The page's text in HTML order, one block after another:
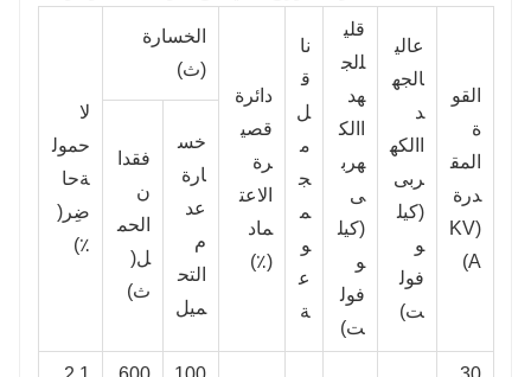
القو
ة
المق
درة
(KV
A)
عالي
الجه
د
االكه
ربى
(كيل
و
فول
ت)
قلي
لالج
هد
االك
هرب
ى
(كيل
و
فول
ت)
نا
ق
ل
م
ج
م
و
ع
ة
دائرة
قصي
رة
الاعت
ماد
(٪)
الخسارة
(ث)
لا
حمول
ةحا
ضِر(
٪)
خس
ارة
عد
م
التح
ميل
فقدا
ن
الحم
ل(
ث)